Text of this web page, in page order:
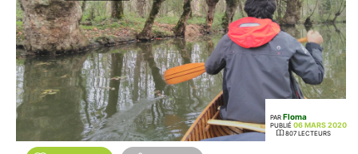
PAR Floma
PUBLIÉ 06 MARS 2020
807 LECTEURS